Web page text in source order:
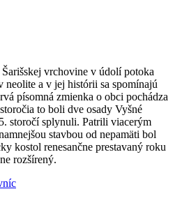
vrchovine v údolí potoka
a v jej histórii sa spomínajú
písomná zmienka o obci pochádza
to boli dve osady Vyšné
storočí splynuli. Patrili viacerým
stavbou od nepamäti bol
kostol renesančne prestavaný roku
rozšírený.